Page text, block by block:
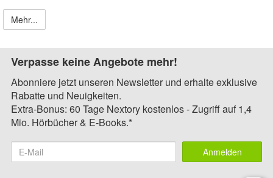
Mehr...
Verpasse keine Angebote mehr!
Abonniere jetzt unseren Newsletter und erhalte exklusive
Rabatte und Neuigkeiten.
Extra-Bonus: 60 Tage Nextory kostenlos - Zugriff auf 1,4
Mio. Hörbücher & E-Books.*
Anmelden